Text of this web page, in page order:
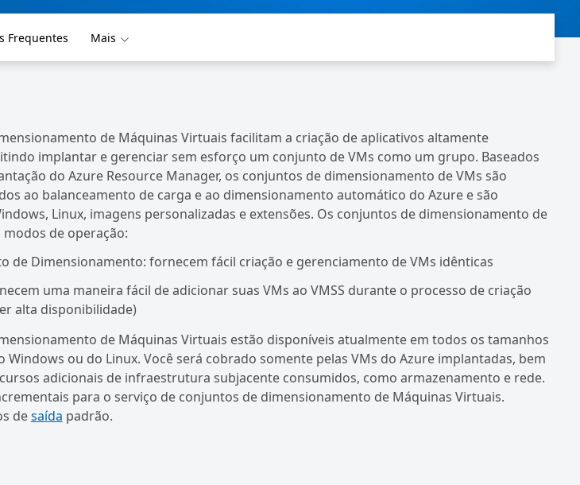
Frequentes Mais
de Máquinas Virtuais facilitam a criação de aplicativos altamente
implantar e gerenciar sem esforço um conjunto de VMs como um grupo. Baseados
do Azure Resource Manager, os conjuntos de dimensionamento de VMs são
ao balanceamento de carga e ao dimensionamento automático do Azure e são
Linux, imagens personalizadas e extensões. Os conjuntos de dimensionamento de
de operação:
de Dimensionamento: fornecem fácil criação e gerenciamento de VMs idênticas
uma maneira fácil de adicionar suas VMs ao VMSS durante o processo de criação
alta disponibilidade)
de Máquinas Virtuais estão disponíveis atualmente em todos os tamanhos
Windows ou do Linux. Você será cobrado somente pelas VMs do Azure implantadas, bem
adicionais de infraestrutura subjacente consumidos, como armazenamento e rede.
para o serviço de conjuntos de dimensionamento de Máquinas Virtuais.
desaída padrão.